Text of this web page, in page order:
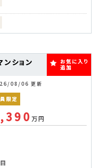
ション
お気に入り
追加
08/06 更新
限定
万円